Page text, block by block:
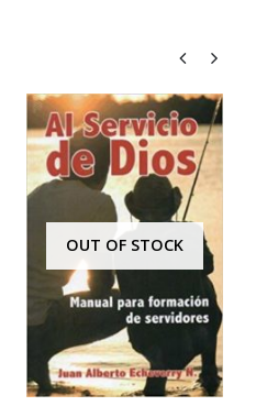
OUT OF STOCK